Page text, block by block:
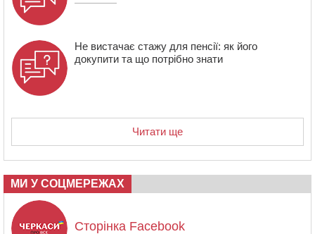
Не вистачає стажу для пенсії: як його
докупити та що потрібно знати
Читати ще
МИ У СОЦМЕРЕЖАХ
Сторінка Facebook